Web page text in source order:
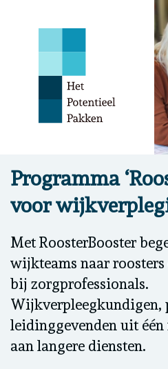
Programma
voor
Met RoosterBooster
wijkteams naar
bij zorgprofessionals.
Wijkverpleegkundigen,
leidinggevenden uit
aan langere diensten.